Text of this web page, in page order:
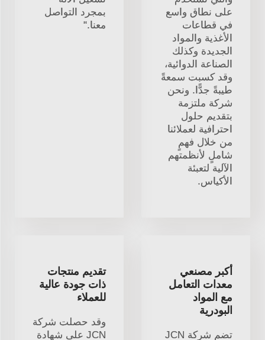
على نطاق واسع
في قطاعات
الأغذية والمواد
الجديدة وكذلك
الصناعة الدوائية،
وقد كسبت سمعةً
طيبةً جدًّا. ونحن
شركة ملتزمة
بتقديم حلول
احترافية لعملائنا
من خلال فهمٍ
شاملٍ لأنظمتهم
الآلية لتعبئة
الأكياس.
بمجرد التواصل
معنا."
أكبر مصنعي
معدات التعامل
مع المواد
البودرية
تضم شركة JCN
تقديم منتجات
ذات جودة عالية
للعملاء
وقد حصلت شركة
JCN على شهادة